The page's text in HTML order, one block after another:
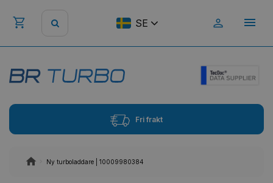
SE
Fri frakt
Ny turboladdare | 10009980384